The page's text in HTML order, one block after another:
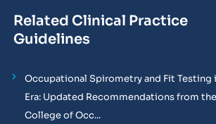
Related Clinical Practice
Guidelines
Occupational Spirometry and Fit Testing
Era: Updated Recommendations from
College of Occ...